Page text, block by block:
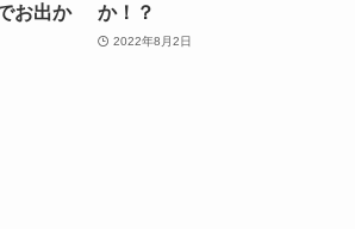
お出か
か！？
2022年8月2日